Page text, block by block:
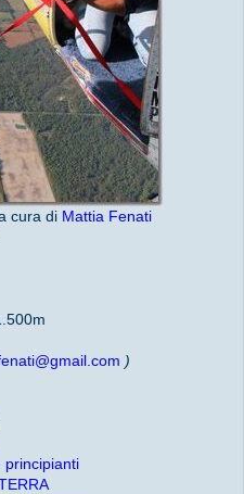
cura di Mattia Fenati
)
principianti